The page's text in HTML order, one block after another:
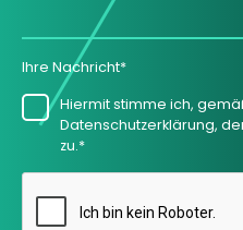
Ihre Nachricht*
Hiermit stimme ich,
Datenschutzerklärung,
zu.*